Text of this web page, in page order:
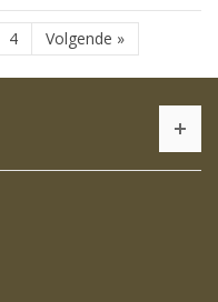
4 Volgende »